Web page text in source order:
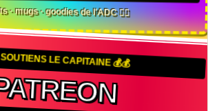
· mugs · goodies de l'ADC 🏴‍☠️
LE CAPITAINE 💰💰